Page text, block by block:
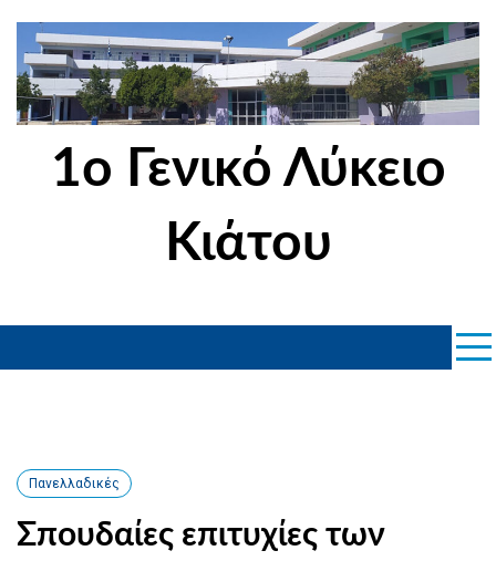
content
1ο Γενικό Λύκειο
Κιάτου
Πανελλαδικές
Σπουδαίες επιτυχίες των